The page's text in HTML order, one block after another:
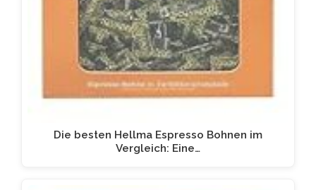
Die besten Hellma Espresso Bohnen im
Vergleich: Eine…